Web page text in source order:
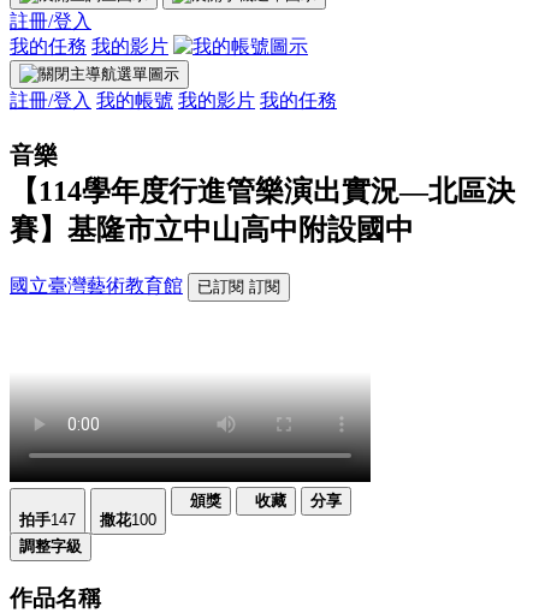
註冊/登入
我的任務 我的影片
註冊/登入 我的帳號 我的影片 我的任務
音樂
【114學年度行進管樂演出實況—北區決
賽】基隆市立中山高中附設國中
國立臺灣藝術教育館 已訂閱 訂閱
拍手147 撒花100
頒獎 收藏 分享
調整字級
作品名稱